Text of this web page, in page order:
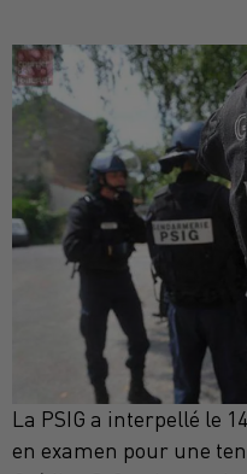
La PSIG a interpellé le
en examen pour une